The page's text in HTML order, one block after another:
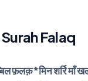
Falaq
फ़लक़*मिन शर्रि माँ